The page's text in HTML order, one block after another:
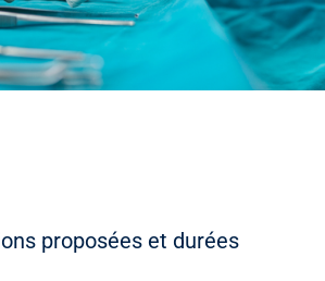
proposées et durées